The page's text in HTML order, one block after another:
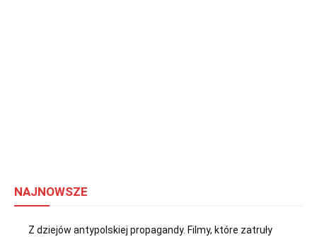
NAJNOWSZE
Z dziejów antypolskiej propagandy. Filmy, które zatruły